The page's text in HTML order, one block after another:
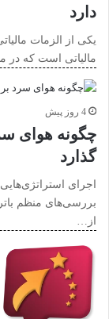
دارد
یکی از الزمات
مالیاتی است که در ماده 6 قانون
4 روز پیش
چگونه هوای
گذارد
اجرای
بررسی‌های منظم
از…